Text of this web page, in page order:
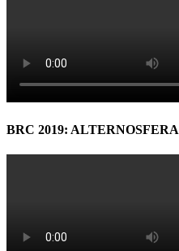
BRC 2019: ALTERNOSFERA